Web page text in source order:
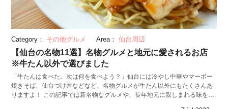
Category： その他グルメ Area： 仙台周辺
【仙台の名物11選】名物グルメと地元に愛されるお店
※牛たん以外で選びました
「牛たんは食べた。次は何を食べよう？」仙台には冷やし中華やマーボー
焼きそば、仙台づけ丼などなど、名物グルメが牛たん以外にもたくさんあ
りますよ！ この記事では新名物なグルメや、長年地元に親しまれる味をご